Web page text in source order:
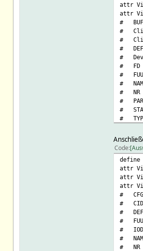
attr
attr
#
#
#
#
#
#
#
#
#
#
#
#
#
#
#
#
#
#
#
#
#
#
#
Code
define
attr
attr
attr
#
#
#
#
#
#
#